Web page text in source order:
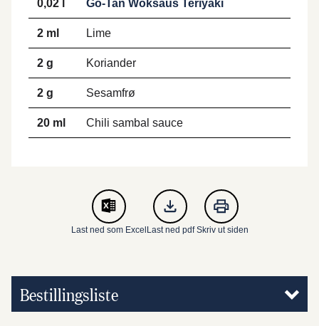
0,02 l Go-Tan Woksaus Teriyaki
2 ml Lime
2 g Koriander
2 g Sesamfrø
20 ml Chili sambal sauce
Last ned som Excel Last ned pdfSkriv ut siden
Bestillingsliste